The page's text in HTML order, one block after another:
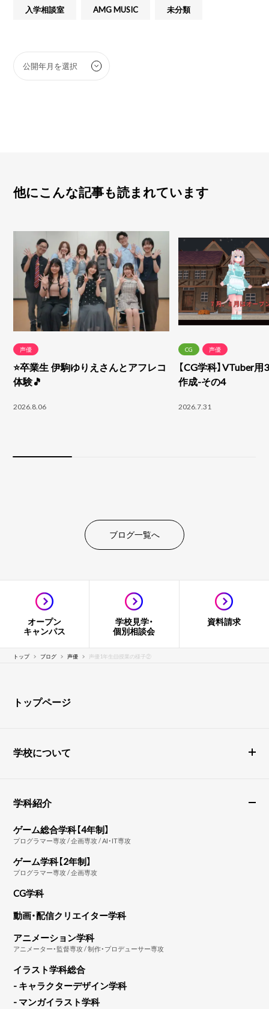
入学相談室 AMG MUSIC 未分類
他にこんな記事も読まれています
声優
⭐卒業生 伊駒ゆりえさんとアフレコ
体験🎵
2026.8.06
CG 声優
【CG学科】VTuber
作成-その4
2026.7.31
ブログ一覧へ
オープン
キャンパス
学校見学・
個別相談会
資料請求
トップ ブログ 声優 声優1年生🐹授業の様子②
トップページ
学校について
学科紹介
ゲーム総合学科【4年制】
プログラマー専攻 / 企画専攻 / AI・IT専攻
ゲーム学科【2年制】
プログラマー専攻 / 企画専攻
CG学科
動画・配信クリエイター学科
アニメーション学科
アニメーター・監督専攻 / 制作・プロデューサー専攻
イラスト学科総合
- キャラクターデザイン学科
- マンガイラスト学科